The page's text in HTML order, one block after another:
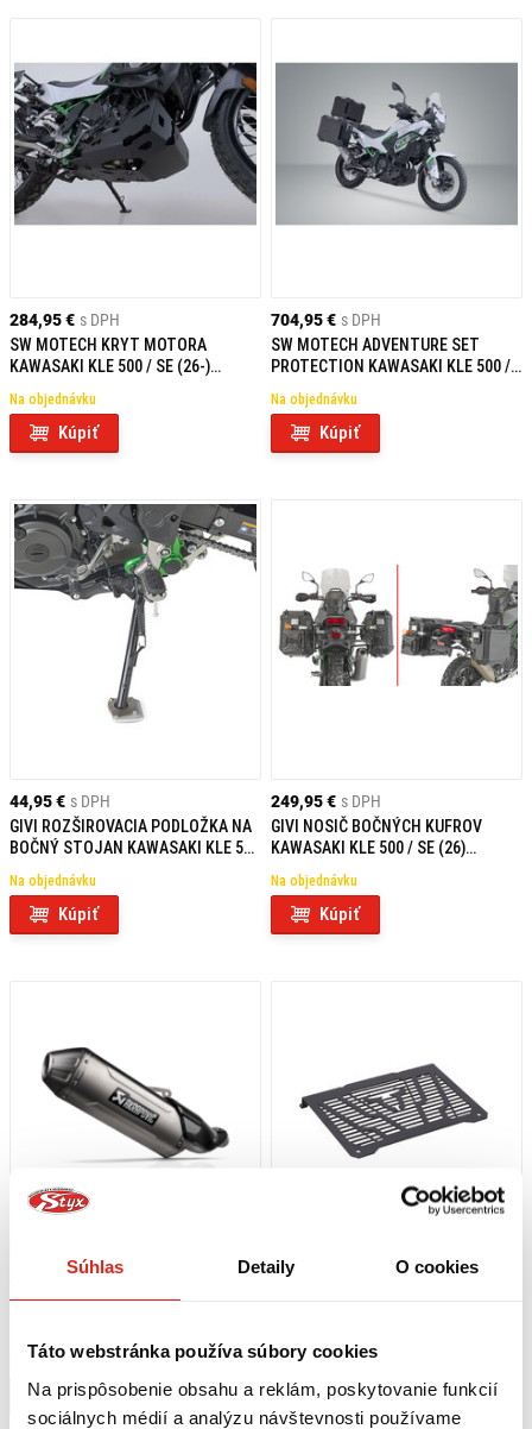
Súhlas Detaily O cookies
Táto webstránka používa súbory cookies
Na prispôsobenie obsahu a reklám, poskytovanie funkcií
sociálnych médií a analýzu návštevnosti používame
284,95 € s DPH
SW MOTECH KRYT MOTORA
KAWASAKI KLE 500 / SE (26-)
Na objednávku
Kúpiť
704,95 € s DPH
SW MOTECH ADVENTURE SET
PROTECTION KAWASAKI KLE 500 /
Na objednávku
Kúpiť
44,95 € s DPH
GIVI ROZŠIROVACIA PODLOŽKA NA
BOČNÝ STOJAN KAWASAKI KLE 500
Na objednávku
Kúpiť
249,95 € s DPH
GIVI NOSIČ BOČNÝCH KUFROV
KAWASAKI KLE 500 / SE (26)
Na objednávku
Kúpiť
KAWASAKI KLE 500 / SE ABS (26)
Na objednávku
Kúpiť
99,95 €
Na objednávku
Kúpiť